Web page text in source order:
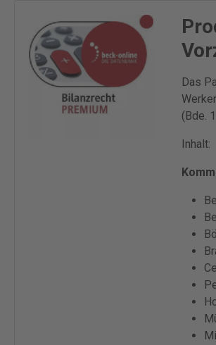
Das
(Bde.
Inhalt: